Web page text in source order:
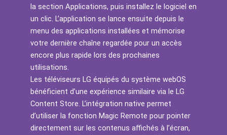
la section Applications, puis installez le logiciel en
un clic. L’application se lance ensuite depuis le
menu des applications installées et mémorise
votre dernière chaîne regardée pour un accès
encore plus rapide lors des prochaines
utilisations.
Les téléviseurs LG équipés du système webOS
bénéficient d’une expérience similaire via le LG
Content Store. L’intégration native permet
d’utiliser la fonction Magic Remote pour pointer
directement sur les contenus affichés à l’écran,